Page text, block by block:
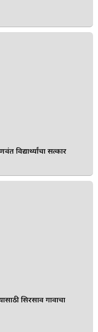
विद्यार्थ्यांचा सत्कार
सिरसाव गावाचा